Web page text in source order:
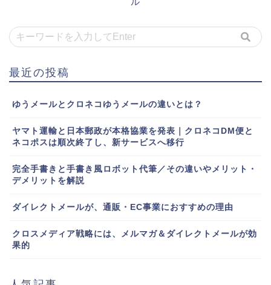
最近の投稿
ゆうメールとクロネコゆうメールの違いとは？
ヤマト運輸と日本郵政が本格協業を発表｜クロネコDM便と
ネコポスは順次終了し、新サービスへ移行
完全手書きと手書き風ロボット代筆／その違いやメリット・
デメリットを解説
ダイレクトメールが、通販・EC事業におすすめの理由
クロスメディア戦略には、メルマガ＆ダイレクトメールが効
果的